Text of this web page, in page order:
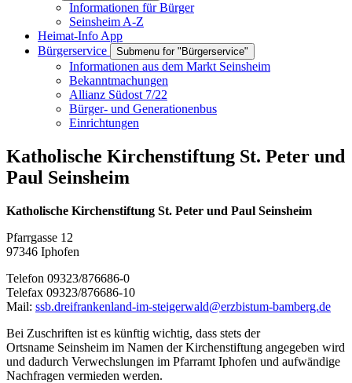
Informationen für Bürger
Seinsheim A-Z
Heimat-Info App
Bürgerservice
Submenu for "Bürgerservice"
Informationen aus dem Markt Seinsheim
Bekanntmachungen
Allianz Südost 7/22
Bürger- und Generationenbus
Einrichtungen
Katholische Kirchenstiftung St. Peter und
Paul Seinsheim
Katholische Kirchenstiftung St. Peter und Paul Seinsheim
Pfarrgasse 12
97346 Iphofen
Telefon 09323/876686-0
Telefax 09323/876686-10
Mail: ssb.dreifrankenland-im-steigerwald@erzbistum-bamberg.de
Bei Zuschriften ist es künftig wichtig, dass stets der
Ortsname Seinsheim im Namen der Kirchenstiftung angegeben wird
und dadurch Verwechslungen im Pfarramt Iphofen und aufwändige
Nachfragen vermieden werden.